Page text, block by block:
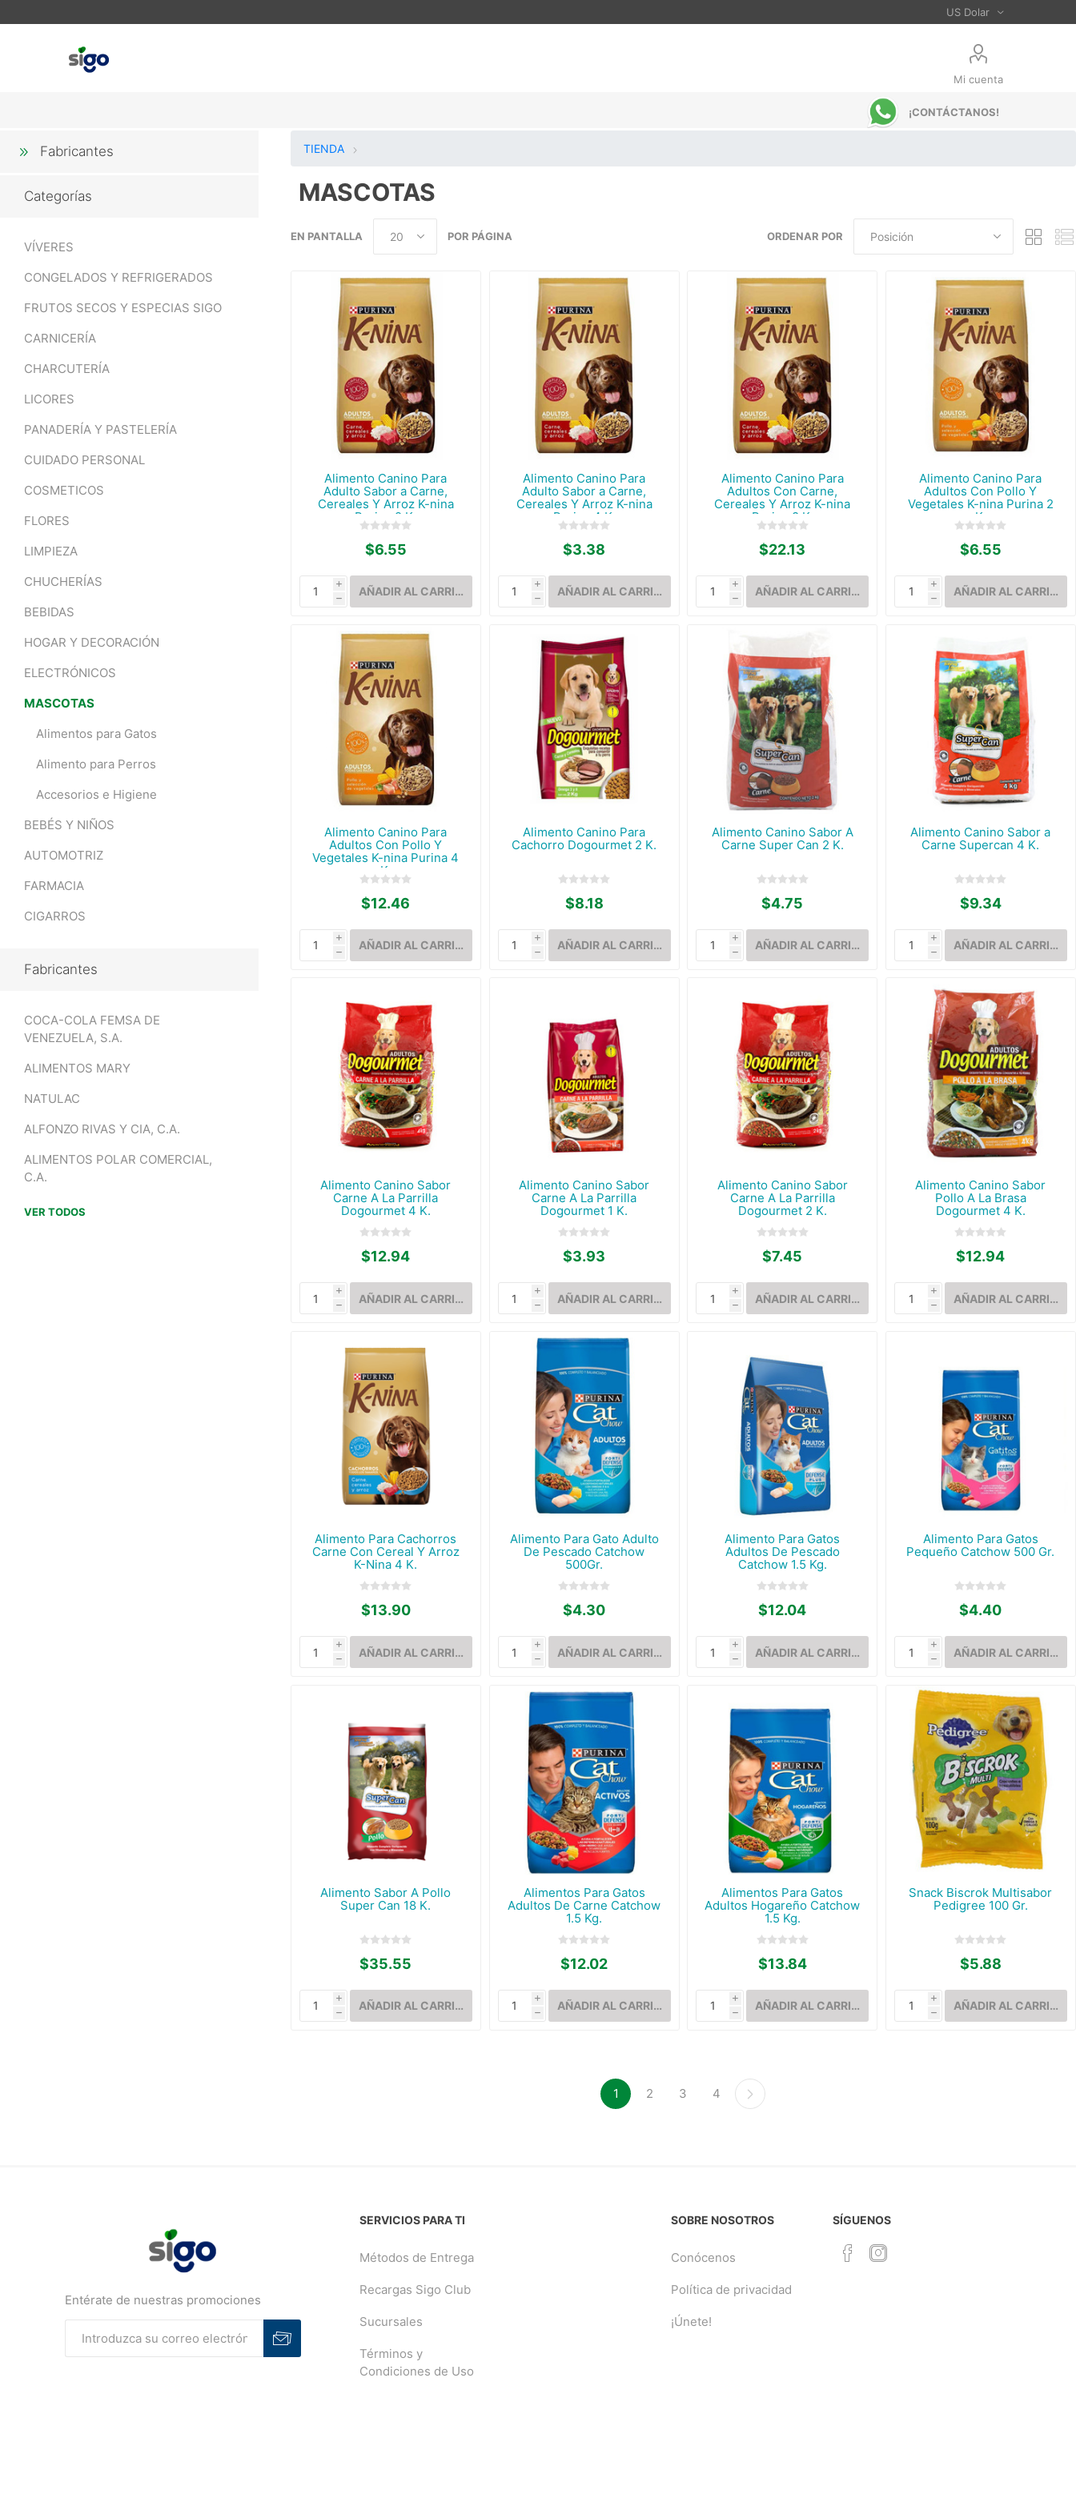
Mi cuenta
¡CONTÁCTANOS!
TIENDA
MASCOTAS
ORDENAR POR
EN PANTALLA POR PÁGINA
Alimento Canino Para
Adulto Sabor a Carne,
Cereales Y Arroz K-nina
Purina 2 K.
$6.55
i
h
Alimento Canino Para
Adulto Sabor a Carne,
Cereales Y Arroz K-nina
Purina 4 K.
$3.38
i
h
Alimento Canino Para
Adultos Con Carne,
Cereales Y Arroz K-nina
Purina 8 K.
$22.13
i
h
Alimento Canino Para
Adultos Con Pollo Y
Vegetales K-nina Purina 2
K.
$6.55
i
h
Alimento Canino Para
Adultos Con Pollo Y
Vegetales K-nina Purina 4
K.
$12.46
i
h
Alimento Canino Para
Cachorro Dogourmet 2 K.
$8.18
i
h
Alimento Canino Sabor A
Carne Super Can 2 K.
$4.75
i
h
Alimento Canino Sabor a
Carne Supercan 4 K.
$9.34
i
h
Alimento Canino Sabor
Carne A La Parrilla
Dogourmet 4 K.
$12.94
i
h
Alimento Canino Sabor
Carne A La Parrilla
Dogourmet 1 K.
$3.93
i
h
Alimento Canino Sabor
Carne A La Parrilla
Dogourmet 2 K.
$7.45
i
h
Alimento Canino Sabor
Pollo A La Brasa
Dogourmet 4 K.
$12.94
i
h
Alimento Para Cachorros
Carne Con Cereal Y Arroz
K-Nina 4 K.
$13.90
i
h
Alimento Para Gato Adulto
De Pescado Catchow
500Gr.
$4.30
i
h
Alimento Para Gatos
Adultos De Pescado
Catchow 1.5 Kg.
$12.04
i
h
Alimento Para Gatos
Pequeño Catchow 500 Gr.
$4.40
i
h
Alimento Sabor A Pollo
Super Can 18 K.
$35.55
i
h
Alimentos Para Gatos
Adultos De Carne Catchow
1.5 Kg.
$12.02
i
h
Alimentos Para Gatos
Adultos Hogareño Catchow
1.5 Kg.
$13.84
i
h
Snack Biscrok Multisabor
Pedigree 100 Gr.
$5.88
i
h
1 2 3 4
Fabricantes
Categorías
VÍVERES
CONGELADOS Y REFRIGERADOS
FRUTOS SECOS Y ESPECIAS SIGO
CARNICERÍA
CHARCUTERÍA
LICORES
PANADERÍA Y PASTELERÍA
CUIDADO PERSONAL
COSMETICOS
FLORES
LIMPIEZA
CHUCHERÍAS
BEBIDAS
HOGAR Y DECORACIÓN
ELECTRÓNICOS
MASCOTAS
Alimentos para Gatos
Alimento para Perros
Accesorios e Higiene
BEBÉS Y NIÑOS
AUTOMOTRIZ
FARMACIA
CIGARROS
Fabricantes
COCA-COLA FEMSA DE
VENEZUELA, S.A.
ALIMENTOS MARY
NATULAC
ALFONZO RIVAS Y CIA, C.A.
ALIMENTOS POLAR COMERCIAL,
C.A.
VER TODOS
Entérate de nuestras promociones
SERVICIOS PARA TI
Métodos de Entrega
Recargas Sigo Club
Sucursales
Términos y
Condiciones de Uso
SOBRE NOSOTROS
Conócenos
Política de privacidad
¡Únete!
SÍGUENOS